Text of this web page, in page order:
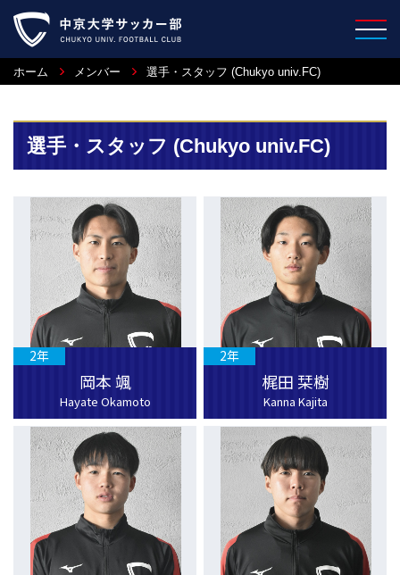
ホーム メンバー 選手・スタッフ (Chukyo univ.FC)
選手・スタッフ (Chukyo univ.FC)
岡本 颯
Hayate Okamoto
2年
梶田 栞樹
Kanna Kajita
2年